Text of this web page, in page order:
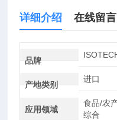
详细介绍 在线留言
品牌
产地类别
进口
应用领域
食品/农
综合